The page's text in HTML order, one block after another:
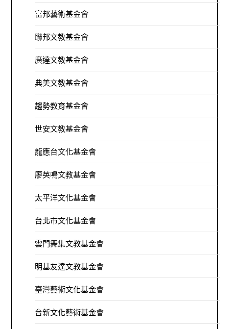
富邦藝術基金會
聯邦文教基金會
廣達文教基金會
典美文教基金會
趨勢教育基金會
世安文教基金會
龍應台文化基金會
廖英鳴文教基金會
太平洋文化基金會
台北市文化基金會
雲門舞集文教基金會
明基友達文教基金會
臺灣藝術文化基金會
台新文化藝術基金會